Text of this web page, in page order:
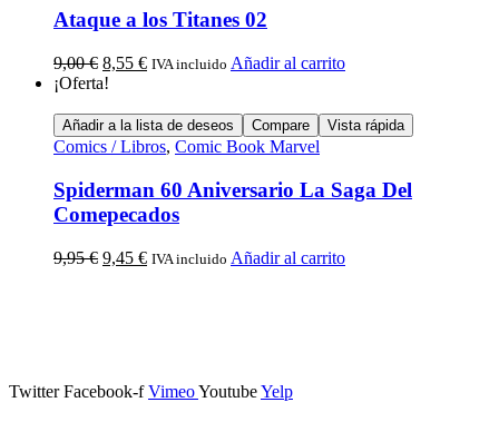
Ataque a los Titanes 02
9,00€ 8,55 € IVA incluido Añadir al carrito
¡Oferta!
Añadir a la lista de deseos Compare Vista rápida
Comics / Libros, Comic Book Marvel
Spiderman 60 Aniversario La Saga Del
Comepecados
9,95€ 9,45 € IVA incluido Añadir al carrito
Twitter Facebook-f VimeoYoutubeYelp